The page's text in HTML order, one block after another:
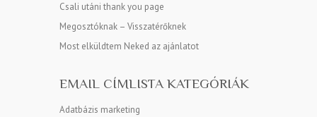
Csali utáni thank you page
Megosztóknak – Visszatérőknek
Most elküldtem Neked az ajánlatot
EMAIL CÍMLISTA KATEGÓRIÁK
Adatbázis marketing